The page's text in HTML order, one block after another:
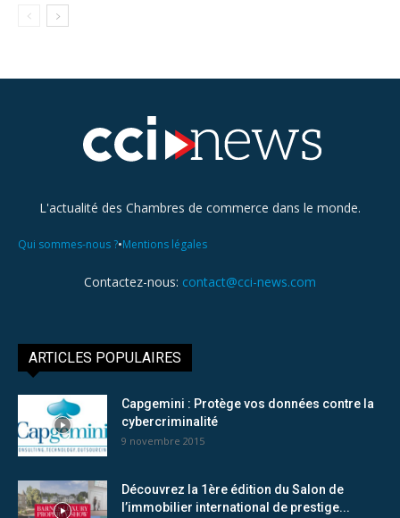
L'actualité des Chambres de commerce dans le monde.
Qui sommes-nous ?•Mentions légales
Contactez-nous: contact@cci-news.com
ARTICLES POPULAIRES
Capgemini : Protège vos données contre la
cybercriminalité
9 novembre 2015
Découvrez la 1ère édition du Salon de
l’immobilier international de prestige...